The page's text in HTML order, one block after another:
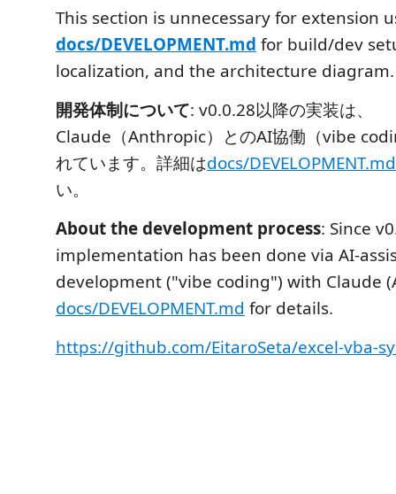
This section is unnecessary for extension
docs/DEVELOPMENT.md for build/dev
localization, and the architecture diagram.
開発体制について: v0.0.28以降の実装は、
Claude（Anthropic）とのAI協働（vibe
れています。詳細はdocs/DEVELOPMENT.md
い。
About the development process: Since
implementation has been done via AI-
development ("vibe coding") with Claude
docs/DEVELOPMENT.md for details.
https://github.com/EitaroSeta/excel-vba-